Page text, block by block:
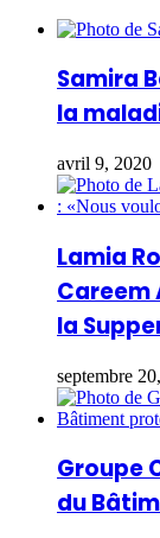
Samira
la
avril 9, 2020
Lamia
Careem
la
septembre
Groupe
du